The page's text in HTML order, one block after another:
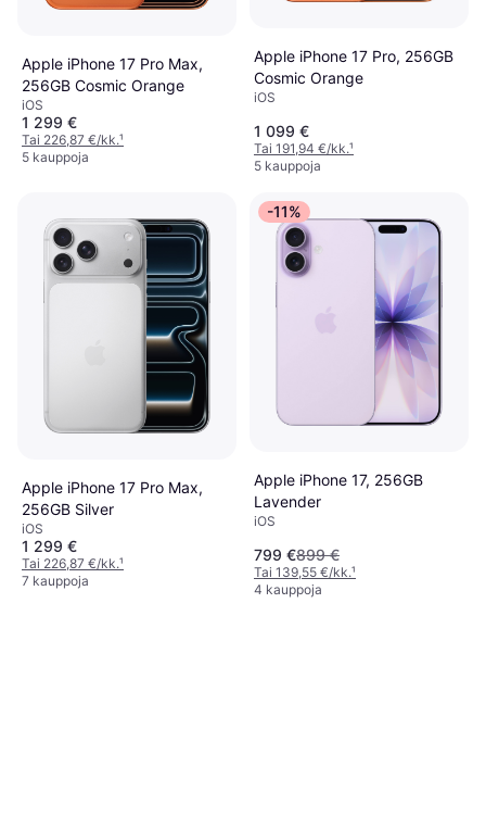
Apple iPhone 17 Pro Max,
256GB Cosmic Orange
iOS
1 299 €
Tai 226,87 €/kk.¹
5 kauppoja
Apple iPhone 17 Pro, 256GB
Cosmic Orange
iOS
1 099 €
Tai 191,94 €/kk.¹
5 kauppoja
Apple iPhone 17 Pro Max,
256GB Silver
iOS
1 299 €
Tai 226,87 €/kk.¹
7 kauppoja
-11%
Apple iPhone 17, 256GB
Lavender
iOS
799 €899 €
Tai 139,55 €/kk.¹
4 kauppoja